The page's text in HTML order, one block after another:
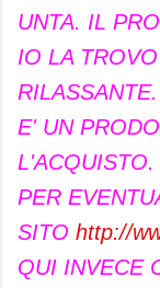
UNTA. IL
IO LA
RILASSANTE.
E' UN
L'ACQUISTO.
PER
SITO http://
QUI INVECE